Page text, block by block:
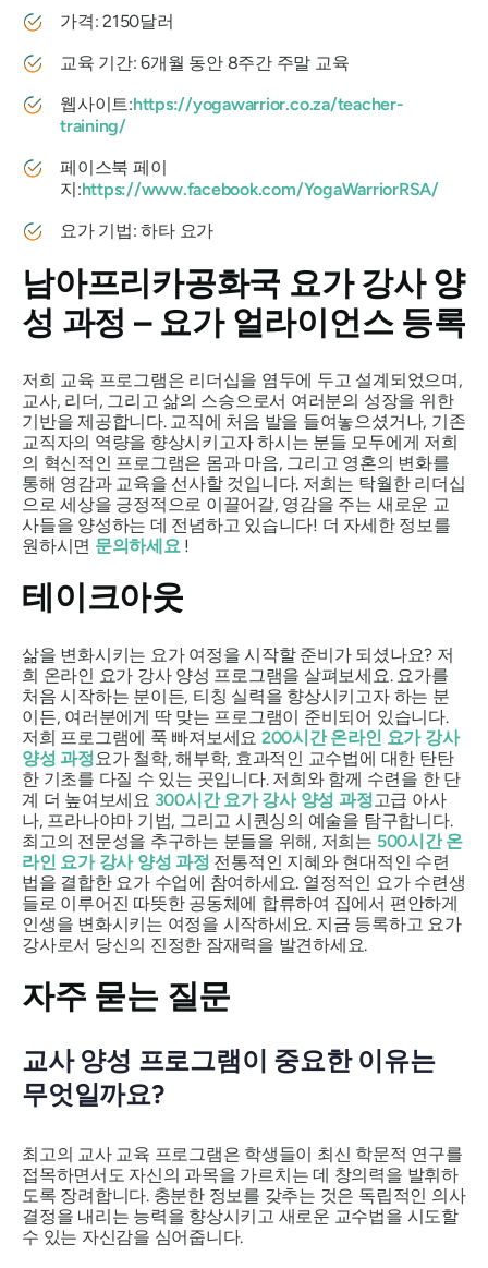
가격: 2150달러
교육 기간: 6개월 동안 8주간 주말 교육
웹사이트:https://yogawarrior.co.za/teacher-
training/
페이스북 페이
지:https://www.facebook.com/YogaWarriorRSA/
요가 기법: 하타 요가
남아프리카공화국 요가 강사 양
성 과정 – 요가 얼라이언스 등록
저희 교육 프로그램은 리더십을 염두에 두고 설계되었으며,
교사, 리더, 그리고 삶의 스승으로서 여러분의 성장을 위한
기반을 제공합니다. 교직에 처음 발을 들여놓으셨거나, 기존
교직자의 역량을 향상시키고자 하시는 분들 모두에게 저희
의 혁신적인 프로그램은 몸과 마음, 그리고 영혼의 변화를
통해 영감과 교육을 선사할 것입니다. 저희는 탁월한 리더십
으로 세상을 긍정적으로 이끌어갈, 영감을 주는 새로운 교
사들을 양성하는 데 전념하고 있습니다! 더 자세한 정보를
원하시면 문의하세요!
테이크아웃
삶을 변화시키는 요가 여정을 시작할 준비가 되셨나요? 저
희 온라인 요가 강사 양성 프로그램을 살펴보세요. 요가를
처음 시작하는 분이든, 티칭 실력을 향상시키고자 하는 분
이든, 여러분에게 딱 맞는 프로그램이 준비되어 있습니다.
저희 프로그램에 푹 빠져보세요 200시간 온라인 요가 강사
양성 과정요가 철학, 해부학, 효과적인 교수법에 대한 탄탄
한 기초를 다질 수 있는 곳입니다. 저희와 함께 수련을 한 단
계 더 높여보세요 300시간 요가 강사 양성 과정고급 아사
나, 프라나야마 기법, 그리고 시퀀싱의 예술을 탐구합니다.
최고의 전문성을 추구하는 분들을 위해, 저희는 500시간 온
라인 요가 강사 양성 과정 전통적인 지혜와 현대적인 수련
법을 결합한 요가 수업에 참여하세요. 열정적인 요가 수련생
들로 이루어진 따뜻한 공동체에 합류하여 집에서 편안하게
인생을 변화시키는 여정을 시작하세요. 지금 등록하고 요가
강사로서 당신의 진정한 잠재력을 발견하세요.
자주 묻는 질문
교사 양성 프로그램이 중요한 이유는
무엇일까요?
최고의 교사 교육 프로그램은 학생들이 최신 학문적 연구를
접목하면서도 자신의 과목을 가르치는 데 창의력을 발휘하
도록 장려합니다. 충분한 정보를 갖추는 것은 독립적인 의사
결정을 내리는 능력을 향상시키고 새로운 교수법을 시도할
수 있는 자신감을 심어줍니다.